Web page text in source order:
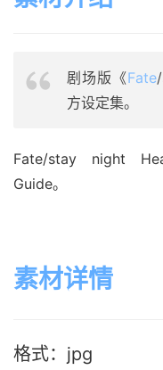
剧场版《Fate
方设定集。
Fate/stay night
Guide。
素材详情
格式：jpg